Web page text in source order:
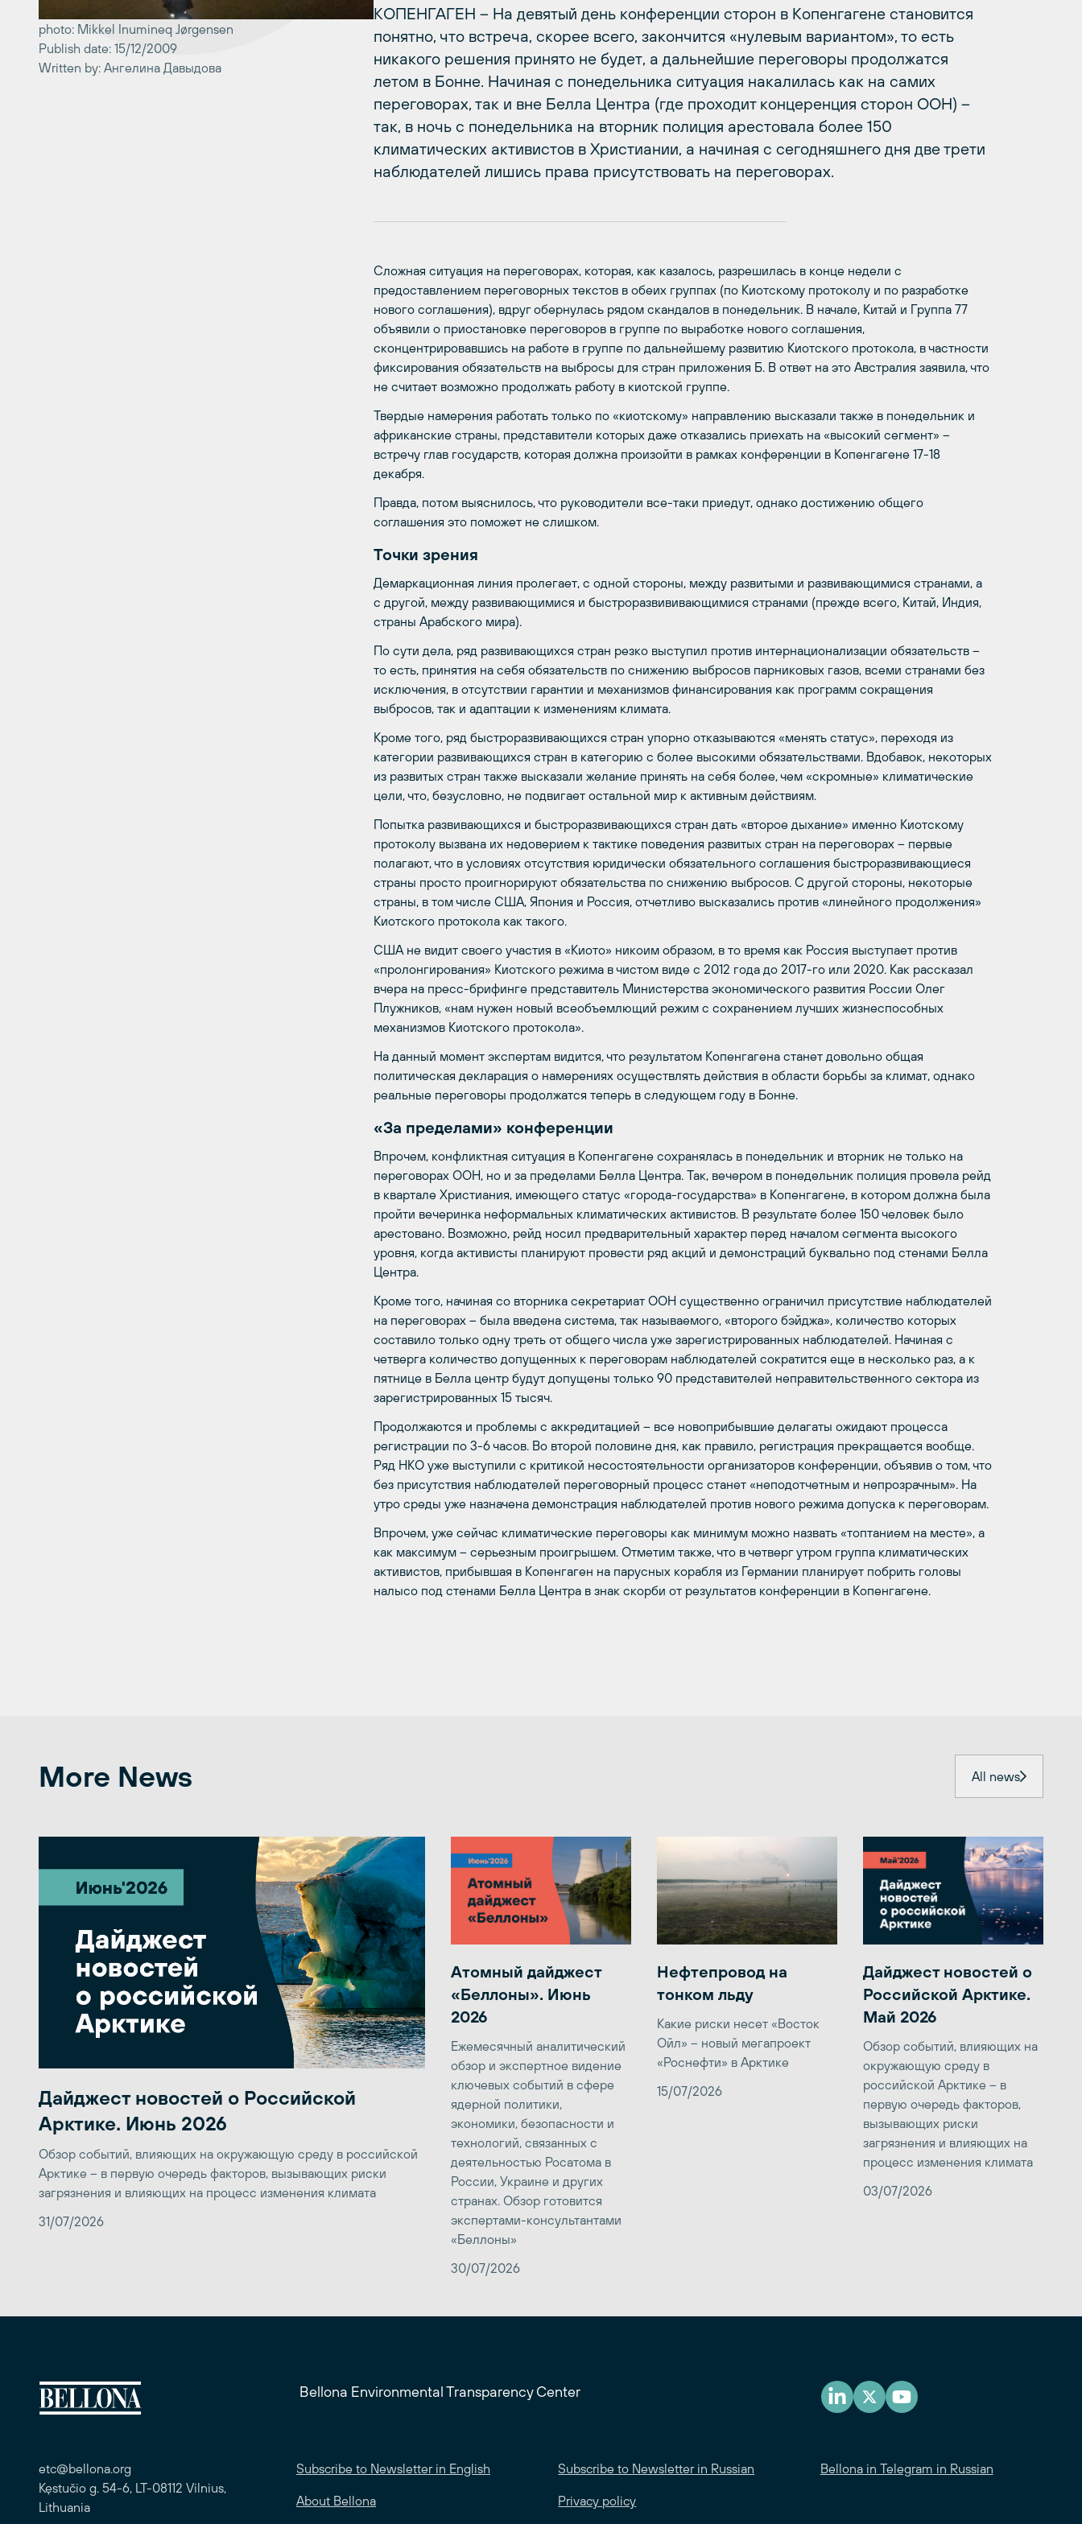
photo: Mikkel Inumineq Jørgensen
Publish date: 15/12/2009
Written by: Ангелина Давыдова
КОПЕНГАГЕН – На девятый день конференции сторон в Копенгагене становится
понятно, что встреча, скорее всего, закончится «нулевым вариантом», то есть
никакого решения принято не будет, а дальнейшие переговоры продолжатся
летом в Бонне. Начиная с понедельника ситуация накалилась как на самих
переговорах, так и вне Белла Центра (где проходит концеренция сторон ООН) –
так, в ночь с понедельника на вторник полиция арестовала более 150
климатических активистов в Христиании, а начиная с сегодняшнего дня две трети
наблюдателей лишись права присутствовать на переговорах.
Сложная ситуация на переговорах, которая, как казалось, разрешилась в конце недели с
предоставлением переговорных текстов в обеих группах (по Киотскому протоколу и по разработке
нового соглашения), вдруг обернулась рядом скандалов в понедельник. В начале, Китай и Группа 77
объявили о приостановке переговоров в группе по выработке нового соглашения,
сконцентрировавшись на работе в группе по дальнейшему развитию Киотского протокола, в частности
фиксирования обязательств на выбросы для стран приложения Б. В ответ на это Австралия заявила, что
не считает возможно продолжать работу в киотской группе.
Твердые намерения работать только по «киотскому» направлению высказали также в понедельник и
африканские страны, представители которых даже отказались приехать на «высокий сегмент» –
встречу глав государств, которая должна произойти в рамках конференции в Копенгагене 17-18
декабря.
Правда, потом выяснилось, что руководители все-таки приедут, однако достижению общего
соглашения это поможет не слишком.
Точки зрения
Демаркационная линия пролегает, с одной стороны, между развитыми и развивающимися странами, а
с другой, между развивающимися и быстроразвививающимися странами (прежде всего, Китай, Индия,
страны Арабского мира).
По сути дела, ряд развивающихся стран резко выступил против интернационализации обязательств –
то есть, принятия на себя обязательств по снижению выбросов парниковых газов, всеми странами без
исключения, в отсутствии гарантии и механизмов финансирования как программ сокращения
выбросов, так и адаптации к изменениям климата.
Кроме того, ряд быстроразвивающихся стран упорно отказываются «менять статус», переходя из
категории развивающихся стран в категорию с более высокими обязательствами. Вдобавок, некоторых
из развитых стран также высказали желание принять на себя более, чем «скромные» климатические
цели, что, безусловно, не подвигает остальной мир к активным действиям.
Попытка развивающихся и быстроразвивающихся стран дать «второе дыхание» именно Киотскому
протоколу вызвана их недоверием к тактике поведения развитых стран на переговорах – первые
полагают, что в условиях отсутствия юридически обязательного соглашения быстроразвивающиеся
страны просто проигнорируют обязательства по снижению выбросов. С другой стороны, некоторые
страны, в том числе США, Япония и Россия, отчетливо высказались против «линейного продолжения»
Киотского протокола как такого.
США не видит своего участия в «Киото» никоим образом, в то время как Россия выступает против
«пролонгирования» Киотского режима в чистом виде с 2012 года до 2017-го или 2020. Как рассказал
вчера на пресс-брифинге представитель Министерства экономического развития России Олег
Плужников, «нам нужен новый всеобъемлющий режим с сохранением лучших жизнеспособных
механизмов Киотского протокола».
На данный момент экспертам видится, что результатом Копенгагена станет довольно общая
политическая декларация о намерениях осуществлять действия в области борьбы за климат, однако
реальные переговоры продолжатся теперь в следующем году в Бонне.
«За пределами» конференции
Впрочем, конфликтная ситуация в Копенгагене сохранялась в понедельник и вторник не только на
переговорах ООН, но и за пределами Белла Центра. Так, вечером в понедельник полиция провела рейд
в квартале Христиания, имеющего статус «города-государства» в Копенгагене, в котором должна была
пройти вечеринка неформальных климатических активистов. В результате более 150 человек было
арестовано. Возможно, рейд носил предварительный характер перед началом сегмента высокого
уровня, когда активисты планируют провести ряд акций и демонстраций буквально под стенами Белла
Центра.
Кроме того, начиная со вторника секретариат ООН существенно ограничил присутствие наблюдателей
на переговорах – была введена система, так называемого, «второго бэйджа», количество которых
составило только одну треть от общего числа уже зарегистрированных наблюдателей. Начиная с
четверга количество допущенных к переговорам наблюдателей сократится еще в несколько раз, а к
пятнице в Белла центр будут допущены только 90 представителей неправительственного сектора из
зарегистрированных 15 тысяч.
Продолжаются и проблемы с аккредитацией – все новоприбывшие делагаты ожидают процесса
регистрации по 3-6 часов. Во второй половине дня, как правило, регистрация прекращается вообще.
Ряд НКО уже выступили с критикой несостоятельности организаторов конференции, объявив о том, что
без присутствия наблюдателей переговорный процесс станет «неподотчетным и непрозрачным». На
утро среды уже назначена демонстрация наблюдателей против нового режима допуска к переговорам.
Впрочем, уже сейчас климатические переговоры как минимум можно назвать «топтанием на месте», а
как максимум – серьезным проигрышем. Отметим также, что в четверг утром группа климатических
активистов, прибывшая в Копенгаген на парусных корабля из Германии планирует побрить головы
налысо под стенами Белла Центра в знак скорби от результатов конференции в Копенгагене.
More News All news
Дайджест новостей о Российской
Арктике. Июнь 2026
Обзор событий, влияющих на окружающую среду в российской
Арктике – в первую очередь факторов, вызывающих риски
загрязнения и влияющих на процесс изменения климата
31/07/2026
Атомный дайджест
«Беллоны». Июнь
2026
Ежемесячный аналитический
обзор и экспертное видение
ключевых событий в сфере
ядерной политики,
экономики, безопасности и
технологий, связанных с
деятельностью Росатома в
России, Украине и других
странах. Обзор готовится
экспертами-консультантами
«Беллоны»
30/07/2026
Нефтепровод на
тонком льду
Какие риски несет «Восток
Ойл» – новый мегапроект
«Роснефти» в Арктике
15/07/2026
Дайджест новостей о
Российской Арктике.
Май 2026
Обзор событий, влияющих на
окружающую среду в
российской Арктике – в
первую очередь факторов,
вызывающих риски
загрязнения и влияющих на
процесс изменения климата
03/07/2026
Bellona Environmental Transparency Center
etc@bellona.org
Kęstučio g. 54-6, LT-08112 Vilnius,
Lithuania
Subscribe to Newsletter in English Subscribe to Newsletter in Russian Bellona in Telegram in Russian
About Bellona Privacy policy